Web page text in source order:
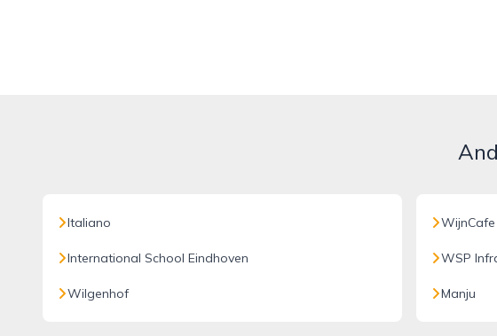
Italiano
International School Eindhoven
Wilgenhof
WSP
Manju